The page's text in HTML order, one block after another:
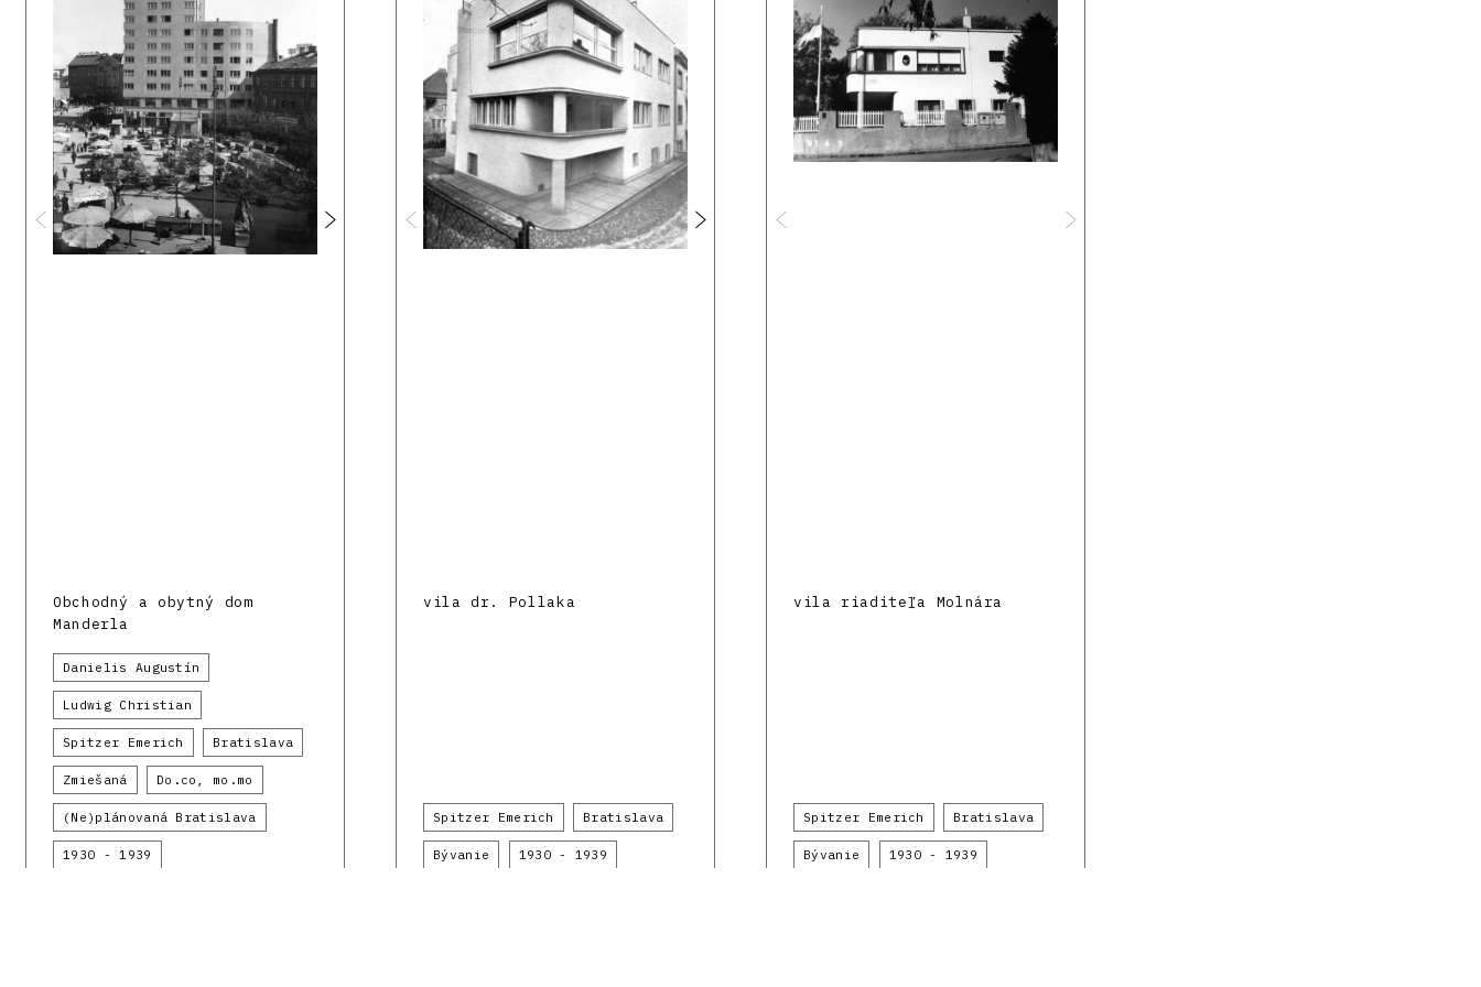
Obchodný a obytný dom
Manderla
Danielis Augustín
Ludwig Christian
Spitzer Emerich Bratislava
Zmiešaná Do.co, mo.mo
(Ne)plánovaná Bratislava
1930 - 1939
vila dr. Pollaka
Spitzer Emerich Bratislava
Bývanie 1930 - 1939
vila riaditeľa Molnára
Spitzer Emerich Bratislava
Bývanie 1930 - 1939